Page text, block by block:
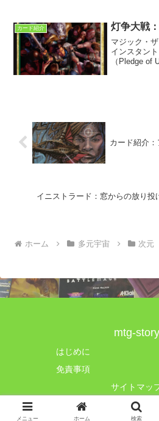
カード紹介 灯争大戦
マジック・
インスタン
（Pledge of
カード紹介
イニストラード：窓からの放り投
ホーム 多元宇宙 次元
mtg-story
はじめに
免責事項
サイトマッ
© 2019 mtg-
メニュー ホーム 検索